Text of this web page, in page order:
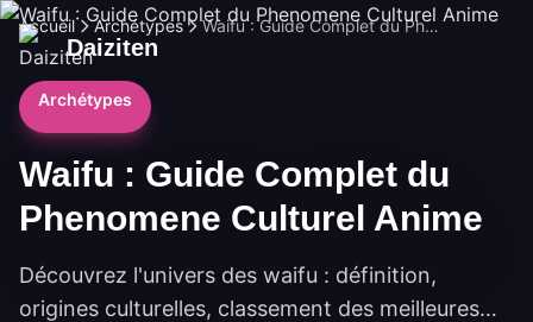
Daiziten
Accueil Archétypes Waifu : Guide Complet du Phenomene Culturel Anime
Archétypes
Waifu : Guide Complet du
Phenomene Culturel Anime
Découvrez l'univers des waifu : définition,
origines culturelles, classement des meilleures